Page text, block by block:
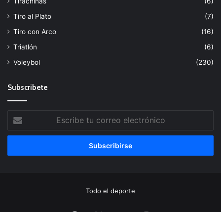
Tiro al Plato
(7)
Tiro con Arco
(16)
Triatlón
(6)
Voleybol
(230)
Subscribete
Escribe
tu
correo
Todo el deporte